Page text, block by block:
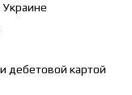
дебетовой картой